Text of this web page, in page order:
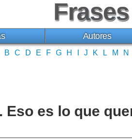
Frases
Autores
B C D E F G H J K L M N
Eso es lo que